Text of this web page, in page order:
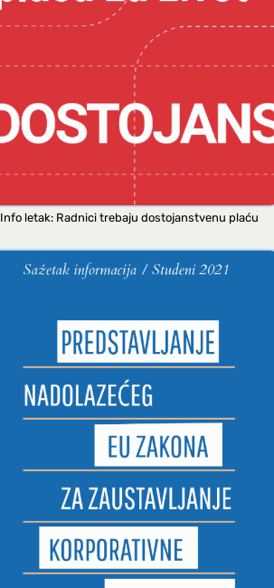
Info letak: Radnici trebaju dostojanstvenu plaću